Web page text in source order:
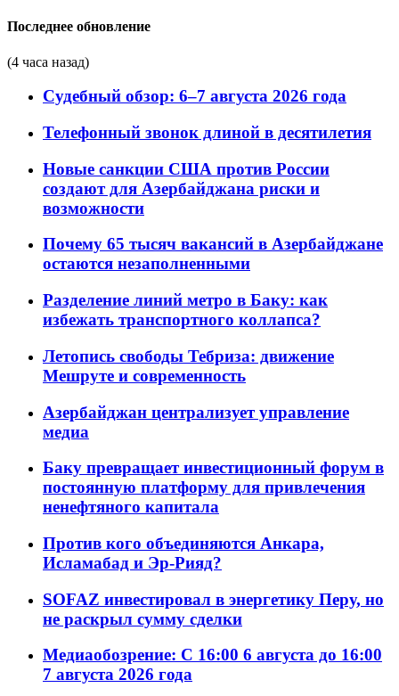
Последнее обновление
(4 часа назад)
Судебный обзор: 6–7 августа 2026 года
Телефонный звонок длиной в десятилетия
Новые санкции США против России
создают для Азербайджана риски и
возможности
Почему 65 тысяч вакансий в Азербайджане
остаются незаполненными
Разделение линий метро в Баку: как
избежать транспортного коллапса?
Летопись свободы Тебриза: движение
Мешруте и современность
Азербайджан централизует управление
медиа
Баку превращает инвестиционный форум в
постоянную платформу для привлечения
ненефтяного капитала
Против кого объединяются Анкара,
Исламабад и Эр-Рияд?
SOFAZ инвестировал в энергетику Перу, но
не раскрыл сумму сделки
Медиаобозрение: С 16:00 6 августа до 16:00
7 августа 2026 года